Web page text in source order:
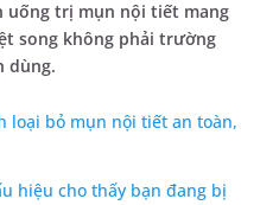
uống trị mụn nội tiết mang
song không phải trường
dùng.
loại bỏ mụn nội tiết an toàn,
hiệu cho thấy bạn đang bị